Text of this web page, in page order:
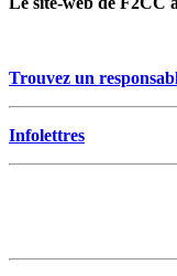
Trouvez un
Infolettres